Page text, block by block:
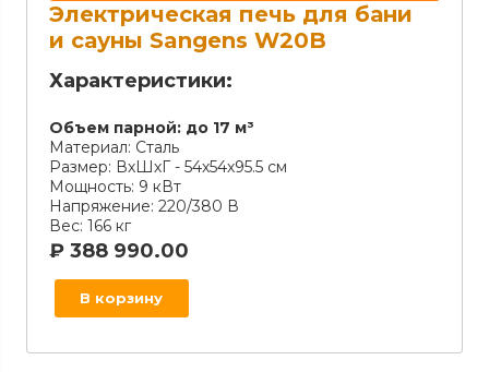
Электрическая печь для бани
и сауны Sangens W20B
Характеристики:
Объем парной: до 17 м³
Материал: Сталь
Размер: ВхШхГ - 54х54х95.5 см
Мощность: 9 кВт
Напряжение: 220/380 В
Вес: 166 кг
₽ 388 990.00
В корзину